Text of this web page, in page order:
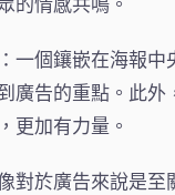
的情感共鳴。
一個鑲嵌在海報中
廣告的重點。此外
更加有力量。
對於廣告來說是至